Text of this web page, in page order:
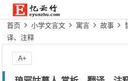
首页 小学文言文 寓言 故事
译、注释
A+